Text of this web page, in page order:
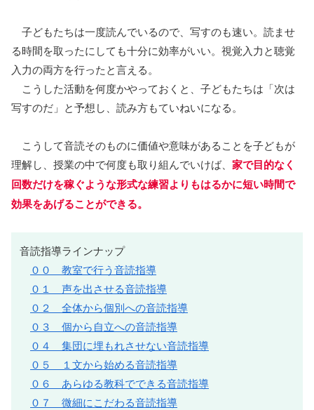
子どもたちは一度読んでいるので、写すのも速い。読ませ
る時間を取ったにしても十分に効率がいい。視覚入力と聴覚
入力の両方を行ったと言える。
こうした活動を何度かやっておくと、子どもたちは「次は
写すのだ」と予想し、読み方もていねいになる。
こうして音読そのものに価値や意味があることを子どもが
理解し、授業の中で何度も取り組んでいけば、 家で目的なく
回数だけを稼ぐような形式な練習よりもはるかに短い時間で
効果をあげることができる。
音読指導ラインナップ
００ 教室で行う音読指導
０１ 声を出させる音読指導
０２ 全体から個別への音読指導
０３ 個から自立への音読指導
０４ 集団に埋もれさせない音読指導
０５ １文から始める音読指導
０６ あらゆる教科でできる音読指導
０７ 微細にこだわる音読指導